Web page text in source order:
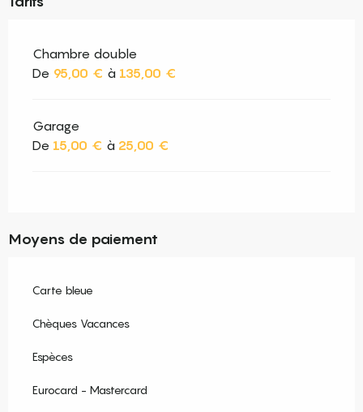
Chambre double
De 95,00 € à 135,00 €
Garage
De 15,00 € à 25,00 €
Moyens de paiement
Carte bleue
Chèques Vacances
Espèces
Eurocard - Mastercard